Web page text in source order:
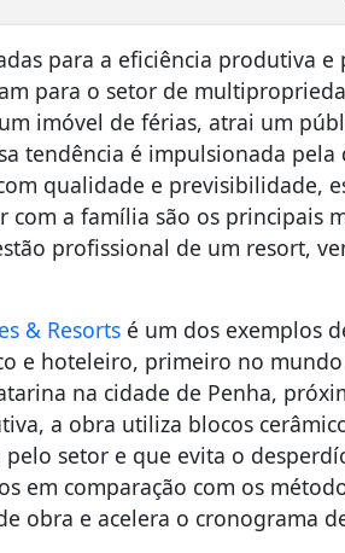
para a eficiência produtiva
para o setor de
imóvel de férias, atrai um
tendência é impulsionada
qualidade e previsibilidade,
com a família são os principais
profissional de um resort,
& Resorts é um dos exemplos
e hoteleiro, primeiro no
na cidade de Penha,
a obra utiliza blocos
setor e que evita o
em comparação com os
obra e acelera o cronograma